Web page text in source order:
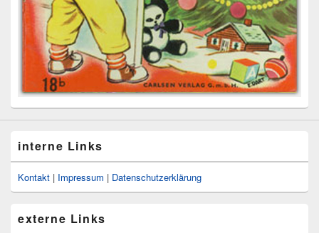
interne Links
Kontakt | Impressum | Datenschutzerklärung
externe Links